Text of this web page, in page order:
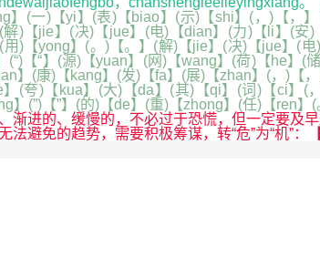
)【yi】(表)【biao】(示)【shi】(，)【，】(
解)【jie】(决)【jue】(电)【dian】(力)【li】(
)【yong】(。)【。】(解)【jie】(决)【jue】(
【“】(源)【yuan】(网)【wang】(荷)【he】
】(康)【kang】(发)【fa】(展)【zhan】(，)【
(夸)【kua】(大)【da】(其)【qi】(词)【ci
】(”)【”】(的)【de】(重)【zhong】(任)【ren】(
进的、缓慢的，不必过于恐慌，但一定要及
避免的趋势，需要积极筹谋，转“危”为“机”：